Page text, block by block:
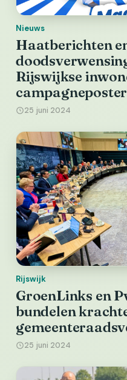
Nieuws
Haatberichten
Rijswijkse
25 juni 2024
Rijswijk
GroenLinks en
bundelen
25 juni 2024